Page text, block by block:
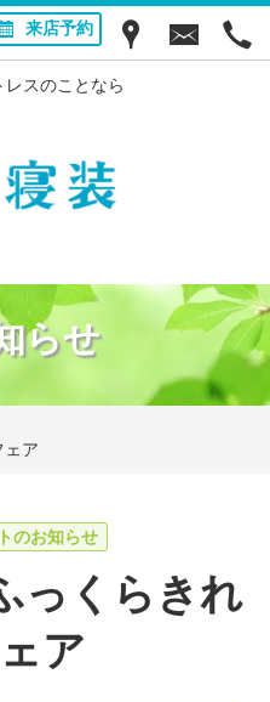
スのことなら
来店予約
らせ
ェア
のお知らせ
っくらきれ
ア